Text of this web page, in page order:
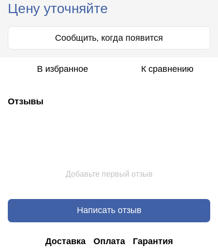
Цену уточняйте
Сообщить, когда появится
В избранное К сравнению
Отзывы
Добавьте первый отзыв
Написать отзыв
Доставка Оплата Гарантия